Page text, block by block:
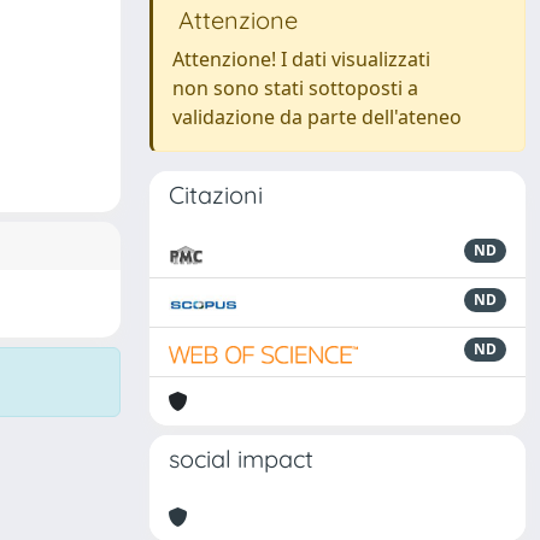
Attenzione
Attenzione! I dati visualizzati
non sono stati sottoposti a
validazione da parte dell'ateneo
Citazioni
ND
ND
ND
social impact